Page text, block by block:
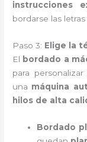
instrucciones
bordarse las letras
Paso 3: Elige la
El bordado a
para
una máquina
hilos de alta
Bordado